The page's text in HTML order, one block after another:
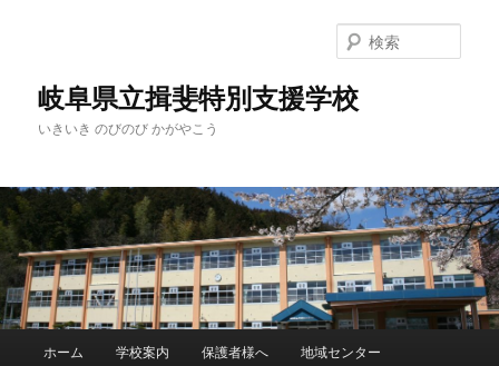
岐阜県立揖斐特別支援学校
いきいき のびのび かがやこう
索
メ
サ
ホーム 学校案内 保護者様へ 地域センター